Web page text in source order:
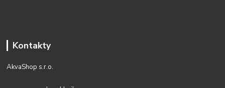
Kontakty
AkvaShop s.r.o.